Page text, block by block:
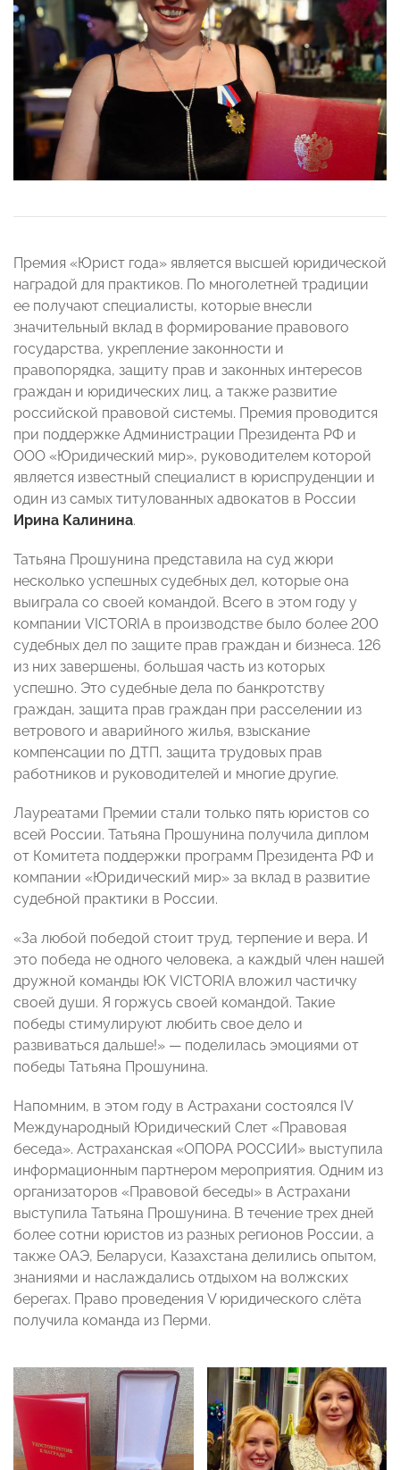
Премия «Юрист года» является высшей юридической
наградой для практиков. По многолетней традиции
ее получают специалисты, которые внесли
значительный вклад в формирование правового
государства, укрепление законности и
правопорядка, защиту прав и законных интересов
граждан и юридических лиц, а также развитие
российской правовой системы. Премия проводится
при поддержке Администрации Президента РФ и
ООО «Юридический мир», руководителем которой
является известный специалист в юриспруденции и
один из самых титулованных адвокатов в России
Ирина Калинина.
Татьяна Прошунина представила на суд жюри
несколько успешных судебных дел, которые она
выиграла со своей командой. Всего в этом году у
компании VICTORIA в производстве было более 200
судебных дел по защите прав граждан и бизнеса. 126
из них завершены, большая часть из которых
успешно. Это судебные дела по банкротству
граждан, защита прав граждан при расселении из
ветрового и аварийного жилья, взыскание
компенсации по ДТП, защита трудовых прав
работников и руководителей и многие другие.
Лауреатами Премии стали только пять юристов со
всей России. Татьяна Прошунина получила диплом
от Комитета поддержки программ Президента РФ и
компании «Юридический мир» за вклад в развитие
судебной практики в России.
«За любой победой стоит труд, терпение и вера. И
это победа не одного человека, а каждый член нашей
дружной команды ЮК VICTORIA вложил частичку
своей души. Я горжусь своей командой. Такие
победы стимулируют любить свое дело и
развиваться дальше!» — поделилась эмоциями от
победы Татьяна Прошунина.
Напомним, в этом году в Астрахани состоялся IV
Международный Юридический Слет «Правовая
беседа». Астраханская «ОПОРА РОССИИ» выступила
информационным партнером мероприятия. Одним из
организаторов «Правовой беседы» в Астрахани
выступила Татьяна Прошунина. В течение трех дней
более сотни юристов из разных регионов России, а
также ОАЭ, Беларуси, Казахстана делились опытом,
знаниями и наслаждались отдыхом на волжских
берегах. Право проведения V юридического слёта
получила команда из Перми.